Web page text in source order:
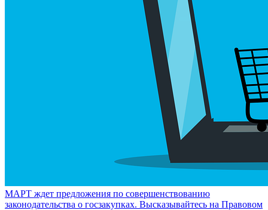
МАРТ ждет предложения по совершенствованию
законодательства о госзакупках. Высказывайтесь на Правовом